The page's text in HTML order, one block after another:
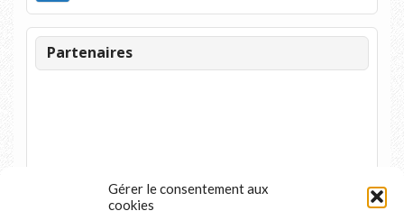
Gérer le consentement aux
cookies
Partenaires